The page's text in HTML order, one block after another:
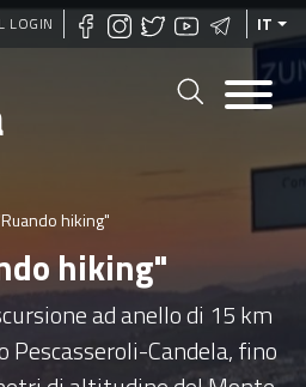
Salta
al
LOGIN IT
hiking"
hiking"
ad anello di 15 km
Candela, fino